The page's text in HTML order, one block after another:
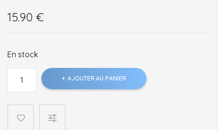
15.90 €
En stock
jaune
AJOUTER AU PANIER